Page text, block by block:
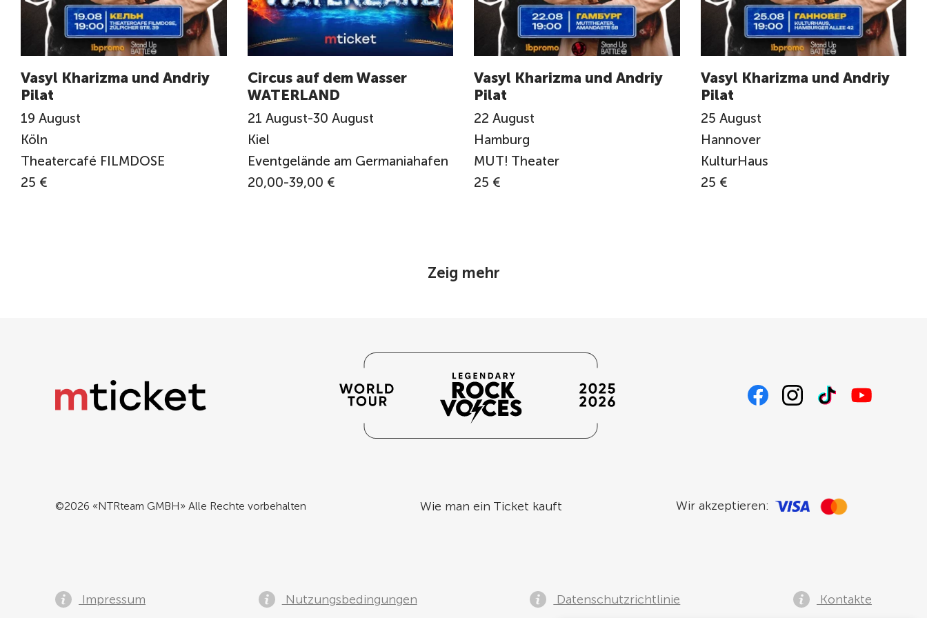
Vasyl Kharizma und Andriy
Pilat
19 August
Köln
Theatercafé FILMDOSE
25 €
Circus auf dem Wasser
WATERLAND
21 August-30 August
Kiel
Eventgelände am Germaniahafen
20,00-39,00 €
Vasyl Kharizma und Andriy
Pilat
22 August
Hamburg
MUT! Theater
25 €
Vasyl Kharizma und Andriy
Pilat
25 August
Hannover
KulturHaus
25 €
Zeig mehr
©2026 «NTRteam GMBH» Alle Rechte vorbehalten Wie man ein Ticket kauft Wir akzeptieren:
Impressum Nutzungsbedingungen Datenschutzrichtlinie Kontakte